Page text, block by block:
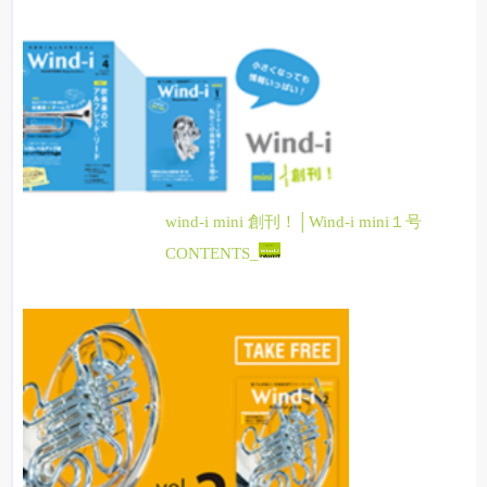
wind-i mini 創刊！│Wind-i mini１号
CONTENTS_